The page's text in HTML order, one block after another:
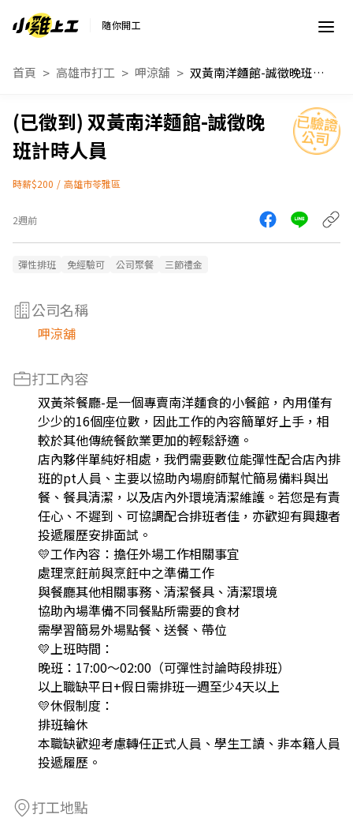
隨你開工
首頁 高雄市打工 呷涼舖 双黃南洋麵館-誠徵晚班計時人員
双黃南洋麵館-誠徵晚
班計時人員
時薪$200 / 高雄市苓雅區
2週前
彈性排班 免經驗可 公司聚餐 三節禮金
公司名稱
呷涼舖
打工內容
双黃茶餐廳-是一個專賣南洋麵食的小餐館，內用僅有
少少的16個座位數，因此工作的內容簡單好上手，相
較於其他傳統餐飲業更加的輕鬆舒適。
店內夥伴單純好相處，我們需要數位能彈性配合店內排
班的pt人員、主要以協助內場廚師幫忙簡易備料與出
餐、餐具清潔，以及店內外環境清潔維護。若您是有責
任心、不遲到、可協調配合排班者佳，亦歡迎有興趣者
投遞履歷安排面試。
💛工作內容：擔任外場工作相關事宜
處理烹飪前與烹飪中之準備工作
與餐廳其他相關事務、清潔餐具、清潔環境
協助內場準備不同餐點所需要的食材
需學習簡易外場點餐、送餐、帶位
💛上班時間：
晚班：17:00～02:00（可彈性討論時段排班）
以上職缺平日+假日需排班一週至少4天以上
💛休假制度：
排班輪休
本職缺歡迎考慮轉任正式人員、學生工讀、非本籍人員
投遞履歷。
打工地點